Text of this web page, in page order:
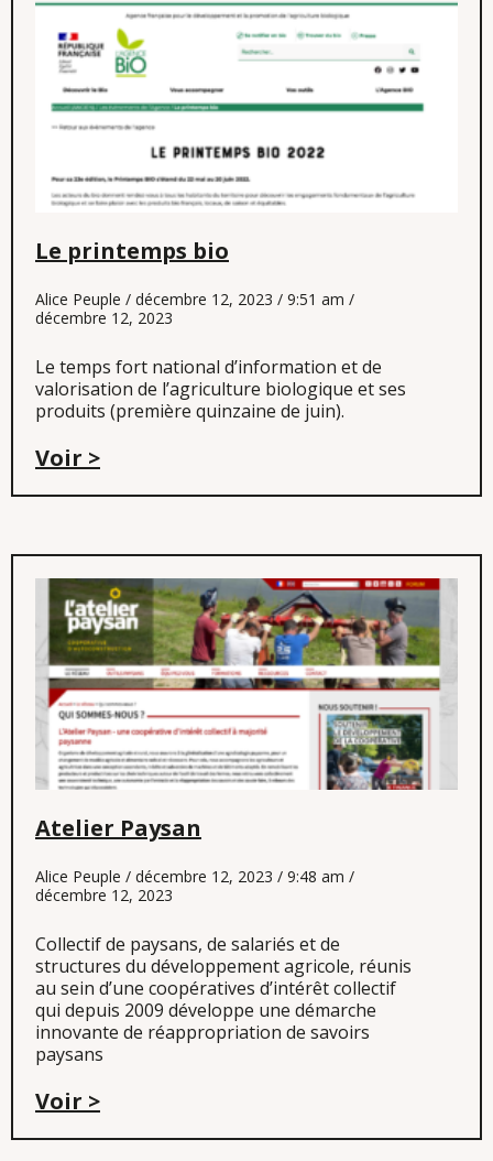
Le printemps bio
Alice Peuple décembre 12, 2023
9:51 am
décembre 12, 2023
Le temps fort national d’information et de
valorisation de l’agriculture biologique et ses
produits (première quinzaine de juin).
Voir >
Atelier Paysan
Alice Peuple décembre 12, 2023
9:48 am
décembre 12, 2023
Collectif de paysans, de salariés et de
structures du développement agricole, réunis
au sein d’une coopératives d’intérêt collectif
qui depuis 2009 développe une démarche
innovante de réappropriation de savoirs
paysans
Voir >